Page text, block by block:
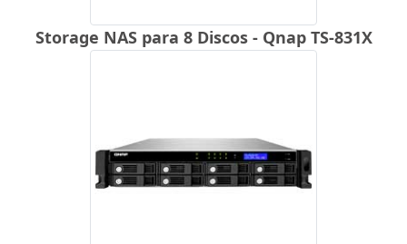
Storage NAS para 8 Discos - Qnap TS-831X